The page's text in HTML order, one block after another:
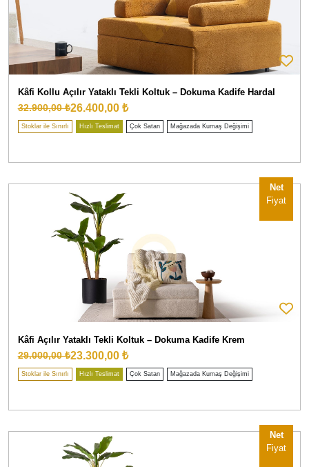
Kâfi Kollu Açılır Yataklı Tekli Koltuk – Dokuma Kadife Hardal
32.900,00 ₺26.400,00 ₺
Stoklar ile Sınırlı Hızlı Teslimat Çok Satan Mağazada Kumaş Değişimi
Net
Fiyat
Kâfi Açılır Yataklı Tekli Koltuk – Dokuma Kadife Krem
29.000,00 ₺23.300,00 ₺
Stoklar ile Sınırlı Hızlı Teslimat Çok Satan Mağazada Kumaş Değişimi
Net
Fiyat